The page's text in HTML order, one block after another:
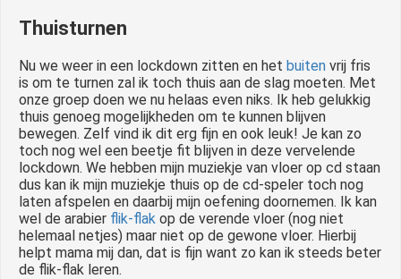
Thuisturnen
Nu we weer in een lockdown zitten en het buiten vrij fris
is om te turnen zal ik toch thuis aan de slag moeten. Met
onze groep doen we nu helaas even niks. Ik heb gelukkig
thuis genoeg mogelijkheden om te kunnen blijven
bewegen. Zelf vind ik dit erg fijn en ook leuk! Je kan zo
toch nog wel een beetje fit blijven in deze vervelende
lockdown. We hebben mijn muziekje van vloer op cd staan
dus kan ik mijn muziekje thuis op de cd-speler toch nog
laten afspelen en daarbij mijn oefening doornemen. Ik kan
wel de arabier flik-flak op de verende vloer (nog niet
helemaal netjes) maar niet op de gewone vloer. Hierbij
helpt mama mij dan, dat is fijn want zo kan ik steeds beter
de flik-flak leren.